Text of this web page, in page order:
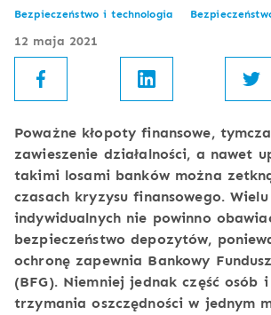
Bezpieczeństwo i technologia
12 maja 2021
Poważne kłopoty finansowe,
zawieszenie działalności, a nawet
takimi losami banków można
czasach kryzysu finansowego.
indywidualnych nie powinno
bezpieczeństwo depozytów,
ochronę zapewnia Bankowy
(BFG). Niemniej jednak część osób
trzymania oszczędności w jednym